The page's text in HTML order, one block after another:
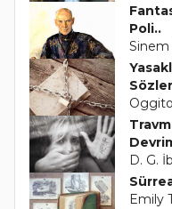
Poli..
Sinem
Sözler
Oggito
D. G.
Emily